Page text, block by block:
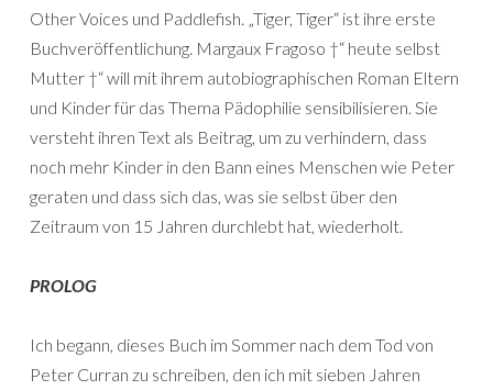
Other Voices und Paddlefish. „Tiger, Tiger“ ist ihre erste
Buchveröffentlichung. Margaux Fragoso †“ heute selbst
Mutter †“ will mit ihrem autobiographischen Roman Eltern
und Kinder für das Thema Pädophilie sensibilisieren. Sie
versteht ihren Text als Beitrag, um zu verhindern, dass
noch mehr Kinder in den Bann eines Menschen wie Peter
geraten und dass sich das, was sie selbst über den
Zeitraum von 15 Jahren durchlebt hat, wiederholt.
PROLOG
Ich begann, dieses Buch im Sommer nach dem Tod von
Peter Curran zu schreiben, den ich mit sieben Jahren